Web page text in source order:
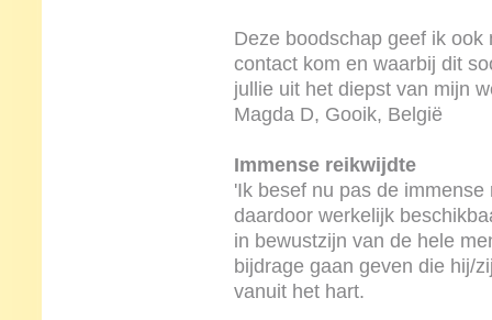
Deze boodschap geef ik
contact kom en waarbij dit
jullie uit het diepst van mijn
Magda D, Gooik, België
Immense reikwijdte
'Ik besef nu pas de
daardoor werkelijk
in bewustzijn van de hele
bijdrage gaan geven die hij/
vanuit het hart.